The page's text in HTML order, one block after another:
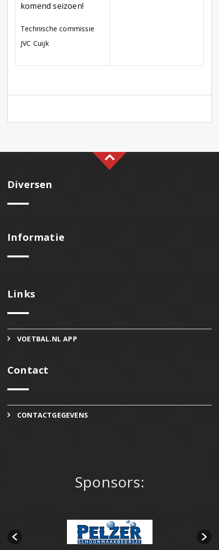
komend seizoen!
Technische commissie
JVC Cuijk
Diversen
Informatie
Links
VOETBAL.NL APP
Contact
CONTACTGEGEVENS
Sponsors: